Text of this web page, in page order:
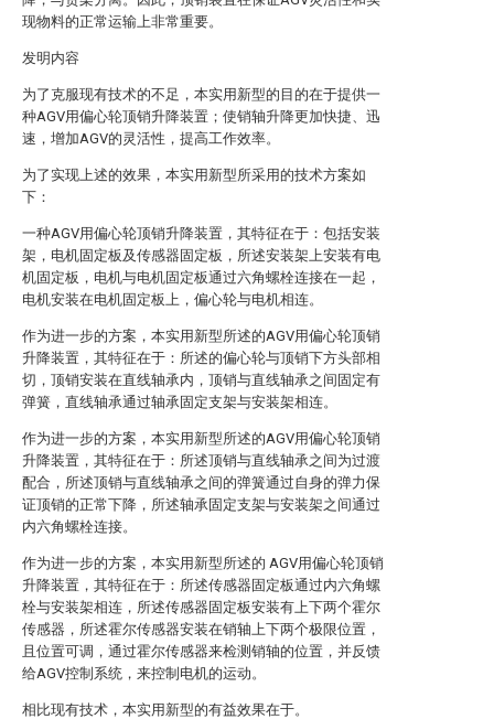
现物料的正常运输上非常重要。
发明内容
为了克服现有技术的不足，本实用新型的目的在于提供一
种AGV用偏心轮顶销升降装置；使销轴升降更加快捷、迅
速，增加AGV的灵活性，提高工作效率。
为了实现上述的效果，本实用新型所采用的技术方案如
下：
一种AGV用偏心轮顶销升降装置，其特征在于：包括安装
架，电机固定板及传感器固定板，所述安装架上安装有电
机固定板，电机与电机固定板通过六角螺栓连接在一起，
电机安装在电机固定板上，偏心轮与电机相连。
作为进一步的方案，本实用新型所述的AGV用偏心轮顶销
升降装置，其特征在于：所述的偏心轮与顶销下方头部相
切，顶销安装在直线轴承内，顶销与直线轴承之间固定有
弹簧，直线轴承通过轴承固定支架与安装架相连。
作为进一步的方案，本实用新型所述的AGV用偏心轮顶销
升降装置，其特征在于：所述顶销与直线轴承之间为过渡
配合，所述顶销与直线轴承之间的弹簧通过自身的弹力保
证顶销的正常下降，所述轴承固定支架与安装架之间通过
内六角螺栓连接。
作为进一步的方案，本实用新型所述的 AGV用偏心轮顶销
升降装置，其特征在于：所述传感器固定板通过内六角螺
栓与安装架相连，所述传感器固定板安装有上下两个霍尔
传感器，所述霍尔传感器安装在销轴上下两个极限位置，
且位置可调，通过霍尔传感器来检测销轴的位置，并反馈
给AGV控制系统，来控制电机的运动。
相比现有技术，本实用新型的有益效果在于。